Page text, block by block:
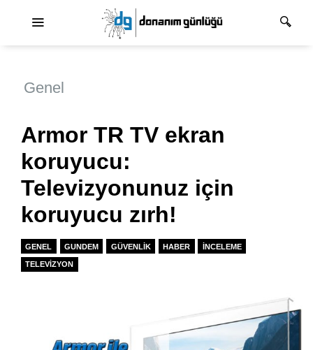
Genel
Armor TR TV ekran
koruyucu:
Televizyonunuz için
koruyucu zırh!
GENEL GUNDEM GÜVENLIK HABER İNCELEME
TELEVIZYON